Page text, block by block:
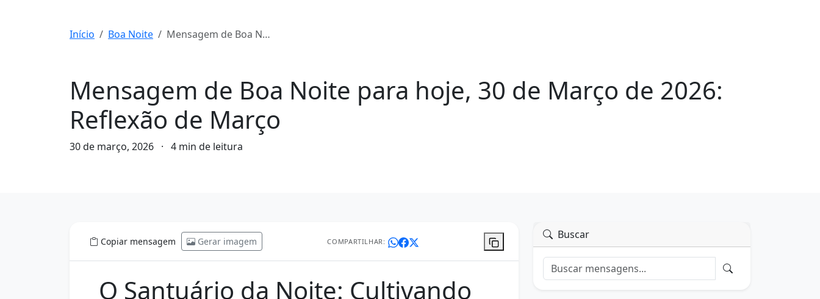
Início Boa Noite Mensagem de Boa Noite para hoje, 30 de Março de 2026: Reflexão de Março
Mensagem de Boa Noite para hoje, 30 de Março de 2026:
Reflexão de Março
30 de março, 2026 · 4 min de leitura
Copiar mensagem Gerar imagem COMPARTILHAR:
O Santuário da Noite: Cultivando
Buscar